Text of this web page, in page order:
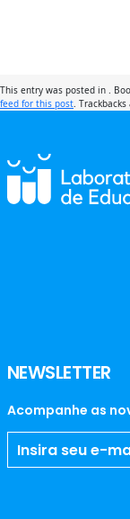
This entry was posted in .
feed for this post .
NEWSLETTER
Acompanhe as